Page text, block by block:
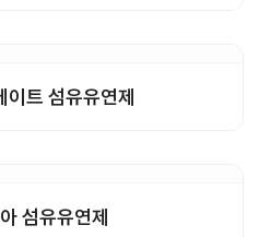
이트 섬유유연제
샘플구매
섬유유연제